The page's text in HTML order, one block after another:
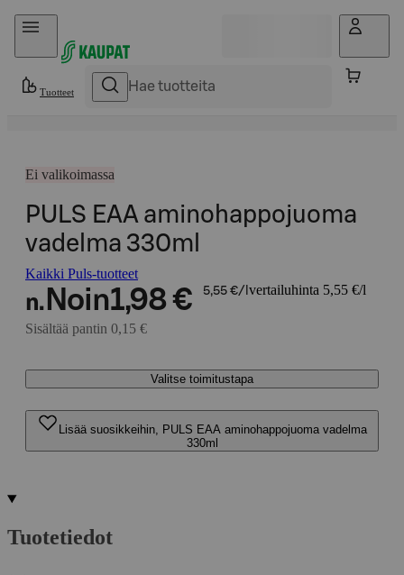
Hyppää sisältöön
Tuotteet
Ei valikoimassa
PULS EAA aminohappojuoma
vadelma 330ml
Kaikki Puls-tuotteet
n. Noin1,98 € 5,55 €/l vertailuhinta 5,55 €/l
Sisältää pantin 0,15 €
Valitse toimitustapa
Lisää suosikkeihin, PULS EAA aminohappojuoma vadelma
330ml
Tuotetiedot